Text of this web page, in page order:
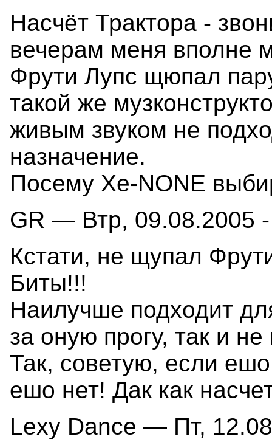
Насчёт Трактора -
вечерам меня вполне
Фрути Лупс щюпал
такой же
живым звуком не
назначение.
Посему Xe-NONE
GR — Втр, 09.08.2005
Кстати, не щупал
Биты!!!
Наилучше подходит
за оную прогу, так и
Так, советую, если
ешо нет! Дак как
Lexy Dance — Пт,